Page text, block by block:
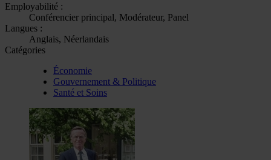
Employabilité :
Conférencier principal, Modérateur, Panel
Langues :
Anglais, Néerlandais
Catégories
Économie
Gouvernement & Politique
Santé et Soins